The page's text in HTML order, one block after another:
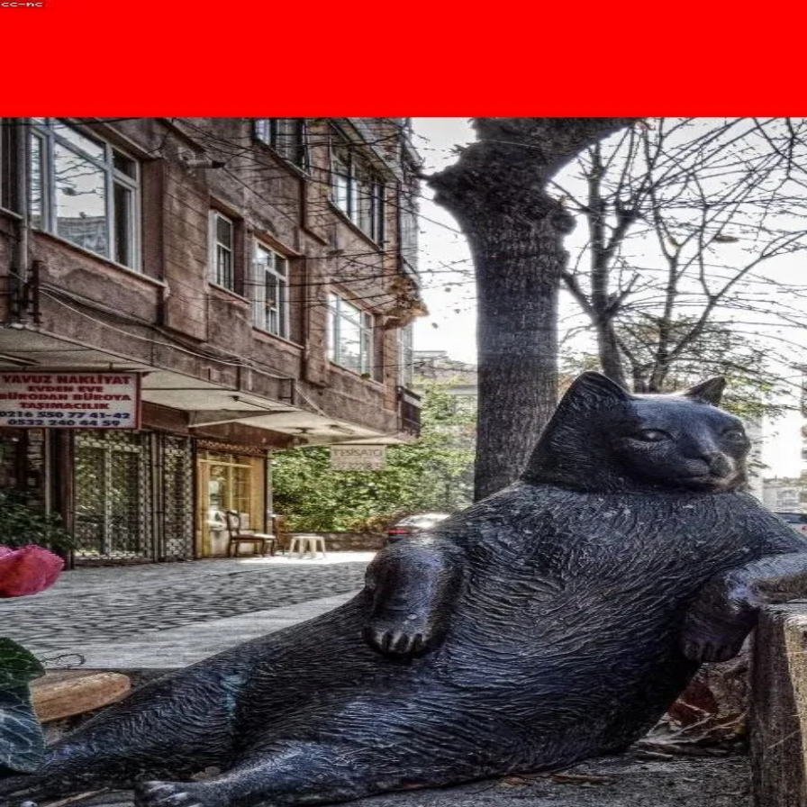
峰糖社交
Discovery
Square Messages Profile
English
首页>广场>海淀留学生
海淀 留学生
寻找海淀留学生？Bee Sugar 是海淀地区最专业的留学生交友社区，汇聚海量海淀高端人士，为您提供私密、安全、真实的交
海淀精选会员
Amelia